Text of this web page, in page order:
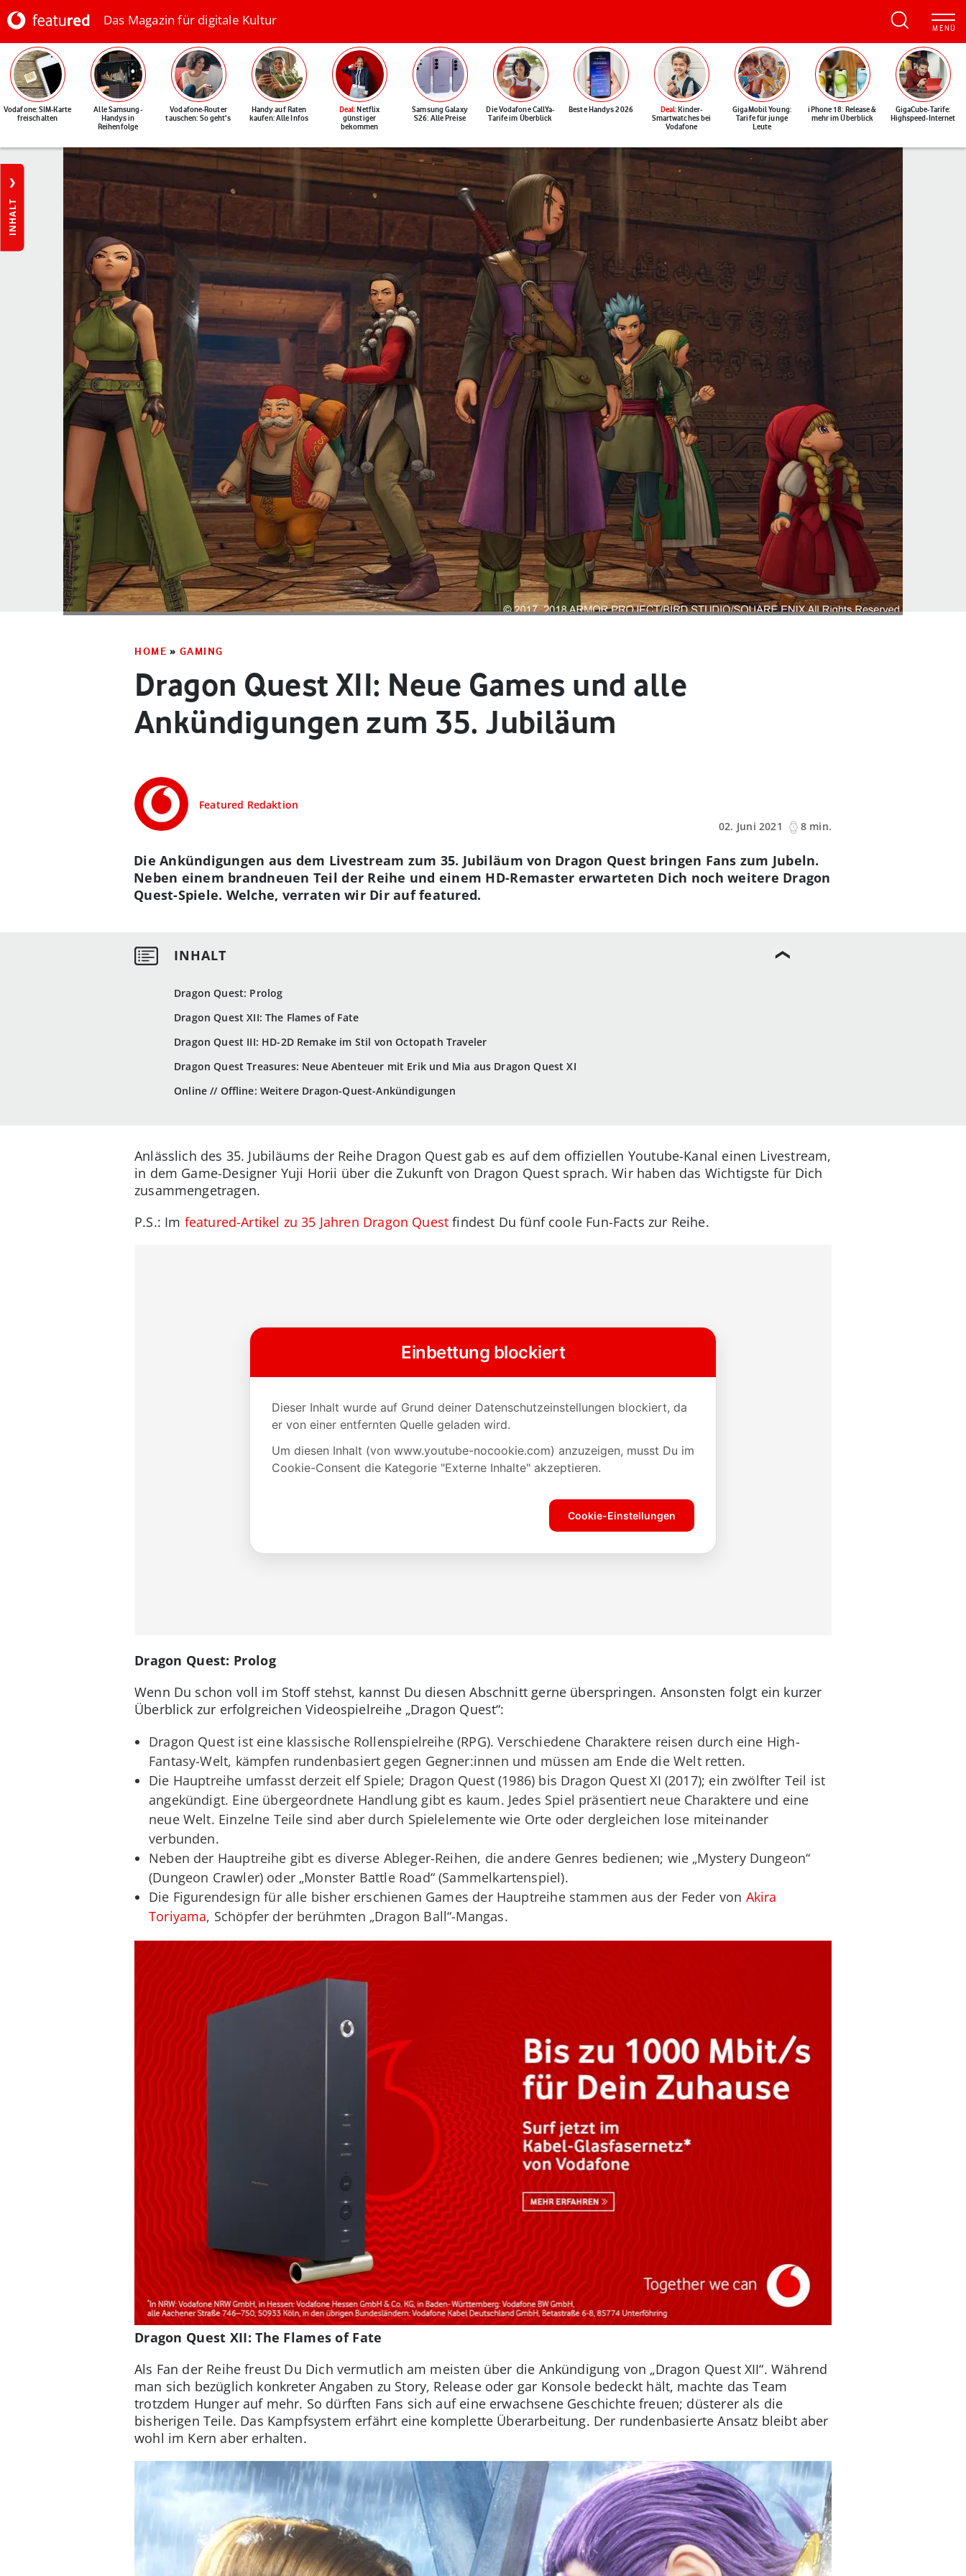
Das Magazin für digitale Kultur
Vodafone: SIM-Karte
freischalten
Alle Samsung-
Handys in
Reihenfolge
Vodafone-Router
tauschen: So geht's
Handy auf Raten
kaufen: Alle Infos
Deal: Netflix
günstiger
bekommen
Samsung Galaxy
S26: Alle Preise
Die Vodafone CallYa-
Tarife im Überblick
Beste Handys 2026 Deal: Kinder-
Smartwatches bei
Vodafone
GigaMobil Young:
Tarife für junge
Leute
iPhone 18: Release &
mehr im Überblick
GigaCube-Tarife:
Highspeed-Internet
INHALT
HOME » GAMING
Dragon Quest XII: Neue Games und alle
Ankündigungen zum 35. Jubiläum
Featured Redaktion
02. Juni 2021
8 min.
Dragon Quest: Prolog
Dragon Quest XII: The Flames of Fate
Dragon Quest III: HD-2D Remake im Stil von Octopath Traveler
Dragon Quest Treasures: Neue Abenteuer mit Erik und Mia aus Dragon Quest XI
Online // Offline: Weitere Dragon-Quest-Ankündigungen
Die Ankündigungen aus dem Livestream zum 35. Jubiläum von Dragon Quest bringen Fans zum Jubeln.
Neben einem brandneuen Teil der Reihe und einem HD-Remaster erwarteten Dich noch weitere Dragon
Quest-Spiele. Welche, verraten wir Dir auf featured.
Anlässlich des 35. Jubiläums der Reihe Dragon Quest gab es auf dem offiziellen Youtube-Kanal einen Livestream,
in dem Game-Designer Yuji Horii über die Zukunft von Dragon Quest sprach. Wir haben das Wichtigste für Dich
zusammengetragen.
P.S.: Im featured-Artikel zu 35 Jahren Dragon Quest findest Du fünf coole Fun-Facts zur Reihe.
Dragon Quest: Prolog
Wenn Du schon voll im Stoff stehst, kannst Du diesen Abschnitt gerne überspringen. Ansonsten folgt ein kurzer
Überblick zur erfolgreichen Videospielreihe „Dragon Quest“:
Dragon Quest ist eine klassische Rollenspielreihe (RPG). Verschiedene Charaktere reisen durch eine High-
Fantasy-Welt, kämpfen rundenbasiert gegen Gegner:innen und müssen am Ende die Welt retten.
Die Hauptreihe umfasst derzeit elf Spiele; Dragon Quest (1986) bis Dragon Quest XI (2017); ein zwölfter Teil ist
angekündigt. Eine übergeordnete Handlung gibt es kaum. Jedes Spiel präsentiert neue Charaktere und eine
neue Welt. Einzelne Teile sind aber durch Spielelemente wie Orte oder dergleichen lose miteinander
verbunden.
Neben der Hauptreihe gibt es diverse Ableger-Reihen, die andere Genres bedienen; wie „Mystery Dungeon“
(Dungeon Crawler) oder „Monster Battle Road“ (Sammelkartenspiel).
Die Figurendesign für alle bisher erschienen Games der Hauptreihe stammen aus der Feder von Akira
Toriyama, Schöpfer der berühmten „Dragon Ball“-Mangas.
Dragon Quest XII: The Flames of Fate
Als Fan der Reihe freust Du Dich vermutlich am meisten über die Ankündigung von „Dragon Quest XII“. Während
man sich bezüglich konkreter Angaben zu Story, Release oder gar Konsole bedeckt hält, machte das Team
trotzdem Hunger auf mehr. So dürften Fans sich auf eine erwachsene Geschichte freuen; düsterer als die
bisherigen Teile. Das Kampfsystem erfährt eine komplette Überarbeitung. Der rundenbasierte Ansatz bleibt aber
wohl im Kern aber erhalten.